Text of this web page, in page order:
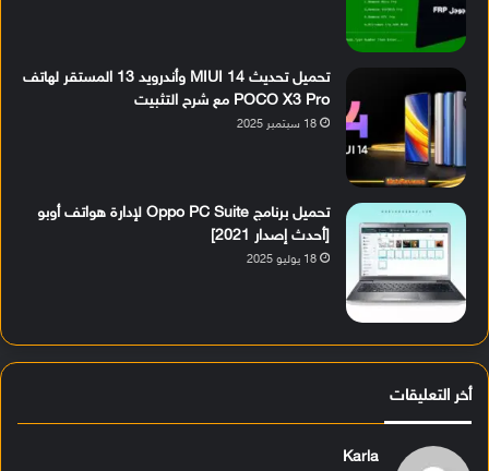
تحميل تحديث MIUI 14 وأندرويد 13 المستقر لهاتف
POCO X3 Pro مع شرح التثبيت
18 سبتمبر 2025
تحميل برنامج Oppo PC Suite لإدارة هواتف أوبو
[أحدث إصدار 2021]
18 يوليو 2025
أخر التعليقات
Karla